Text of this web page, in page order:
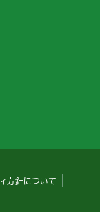
方針について